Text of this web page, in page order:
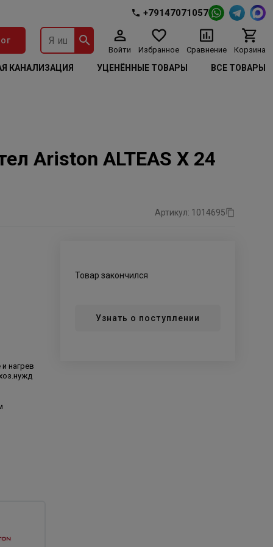
+79147071057
Войти Избранное Сравнение Корзина
КАНАЛИЗАЦИЯ УЦЕНЁННЫЕ ТОВАРЫ ВСЕ ТОВАРЫ
Ariston ALTEAS X 24
Артикул: 1014695
нагрев
Товар закончился
Узнать о поступлении